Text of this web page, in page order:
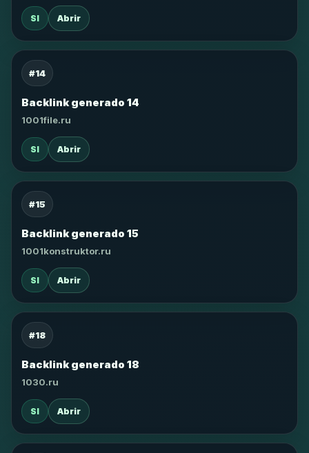
SI Abrir
#14
Backlink generado 14
1001file.ru
SI Abrir
#15
Backlink generado 15
1001konstruktor.ru
SI Abrir
#18
Backlink generado 18
1030.ru
SI Abrir